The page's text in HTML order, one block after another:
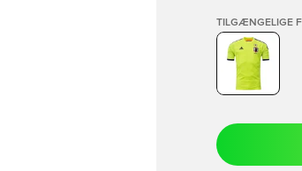
TILGÆNGELIGE